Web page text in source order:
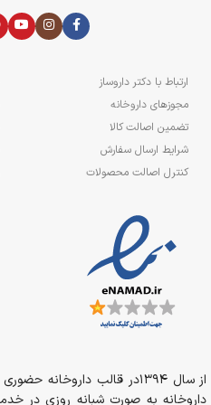
ارتباط با دکتر داروساز
مجوزهای داروخانه
تضمین اصالت کالا
شرایط ارسال سفارش
کنترل اصالت محصولات